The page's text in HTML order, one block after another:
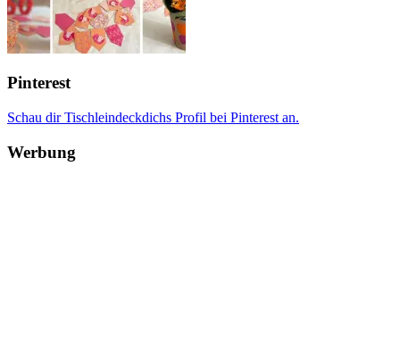
Pinterest
Schau dir Tischleindeckdichs Profil bei Pinterest an.
Werbung